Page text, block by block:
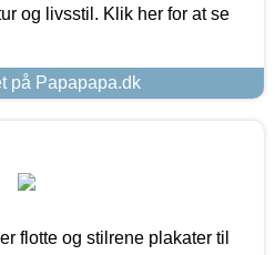
og livsstil. Klik her for at se
på Papapapa.dk
flotte og stilrene plakater til